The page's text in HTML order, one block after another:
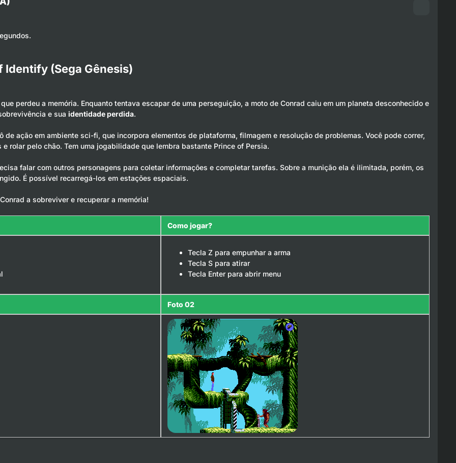
Identify (Sega Gênesis)
perdeu a memória. Enquanto tentava escapar de uma perseguição, a moto de Conrad caiu em um planeta desconhecido e
e sua identidade perdida.
de ação em ambiente sci-fi, que incorpora elementos de plataforma, filmagem e resolução de problemas. Você pode correr,
rolar pelo chão. Tem uma jogabilidade que lembra bastante Prince of Persia.
falar com outros personagens para coletar informações e completar tarefas. Sobre a munição ela é ilimitada, porém, os
É possível recarregá-los em estações espaciais.
a sobreviver e recuperar a memória!
Como jogar?
Tecla Z para empunhar a arma
Tecla S para atirar
Tecla Enter para abrir menu
Foto 02